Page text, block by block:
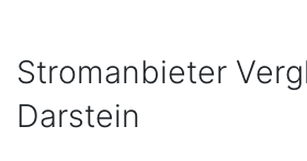
Stromanbieter
Darstein